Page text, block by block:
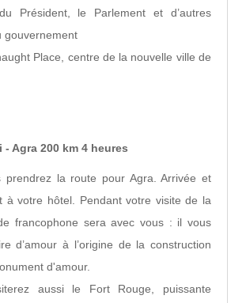
Président, le Parlement et d’autres
gouvernement
Place, centre de la nouvelle ville de
- Agra 200 km 4 heures
prendrez la route pour Agra. Arrivée et
à votre hôtel. Pendant votre visite de la
francophone sera avec vous : il vous
d’amour à l’origine de la construction
d'amour.
aussi le Fort Rouge, puissante